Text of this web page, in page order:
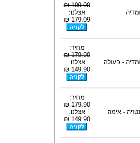
199.90 ₪
אצלנו:
179.09 ₪
- פעולה
מחיר:
179.90 ₪
אצלנו:
149.90 ₪
- אימה
מחיר:
179.90 ₪
אצלנו:
149.90 ₪